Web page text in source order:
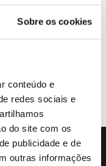
Sobre os cookies
conteúdo e
redes sociais e
do site com os
publicidade e de
outras informações